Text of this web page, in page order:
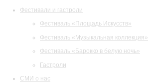
Фестивали и гастроли
Фестиваль «Площадь Искусств»
Фестиваль «Музыкальная коллекция»
Фестиваль «Барокко в белую ночь»
Гастроли
СМИ о нас